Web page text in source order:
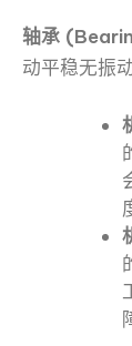
轴承
动平稳无振动